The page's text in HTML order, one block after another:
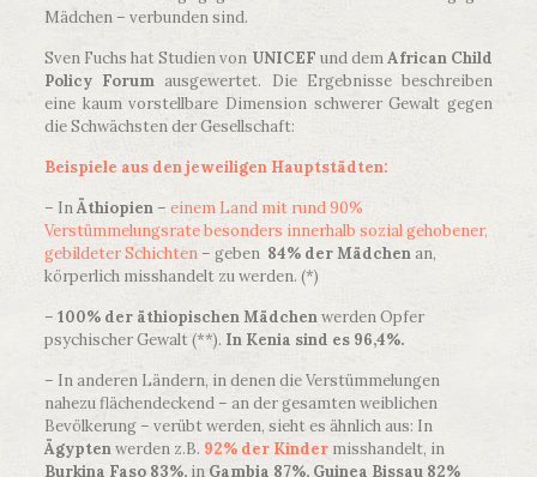
Mädchen – verbunden sind.
Sven Fuchs hat Studien von UNICEF und demAfrican Child
Policy Forum ausgewertet. Die Ergebnisse beschreiben
eine kaum vorstellbare Dimension schwerer Gewalt gegen
die Schwächsten der Gesellschaft:
Beispiele aus den jeweiligen Hauptstädten:
– InÄthiopien– einem Land mit rund 90%
Verstümmelungsrate besonders innerhalb sozial gehobener,
gebildeter Schichten– geben 84% der Mädchenan,
körperlich misshandelt zu werden. (*)
– 100% der äthiopischen Mädchenwerden Opfer
psychischer Gewalt (**). In Kenia sind es 96,4%.
– In anderen Ländern, in denen die Verstümmelungen
nahezu flächendeckend – an der gesamten weiblichen
Bevölkerung – verübt werden, sieht es ähnlich aus: In
Ägyptenwerden z.B. 92% der Kinder misshandelt, in
Burkina Faso 83%,in Gambia 87%, Guinea Bissau 82%